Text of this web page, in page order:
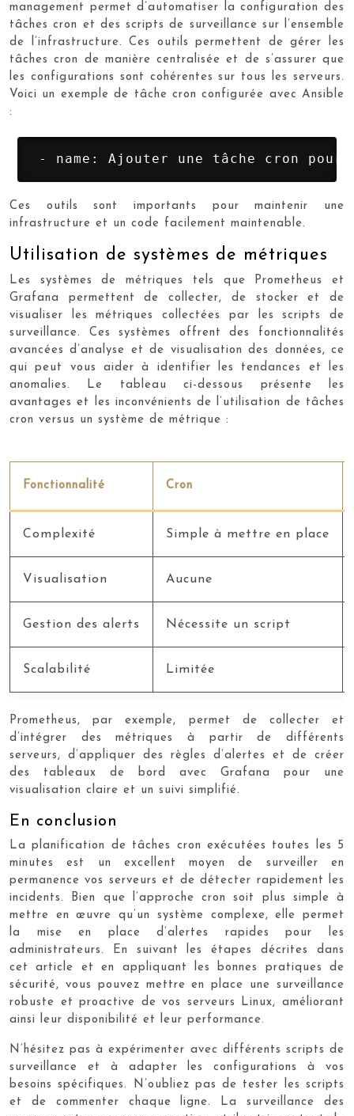
management permet d’automatiser la configuration des
tâches cron et des scripts de surveillance sur l’ensemble
de l’infrastructure. Ces outils permettent de gérer les
tâches cron de manière centralisée et de s’assurer que
les configurations sont cohérentes sur tous les serveurs.
Voici un exemple de tâche cron configurée avec Ansible
:
- name: Ajouter une tâche cron
Ces outils sont importants pour maintenir une
infrastructure et un code facilement maintenable.
Utilisation de systèmes de métriques
Les systèmes de métriques tels que Prometheus et
Grafana permettent de collecter, de stocker et de
visualiser les métriques collectées par les scripts de
surveillance. Ces systèmes offrent des fonctionnalités
avancées d’analyse et de visualisation des données, ce
qui peut vous aider à identifier les tendances et les
anomalies. Le tableau ci-dessous présente les
avantages et les inconvénients de l’utilisation de tâches
cron versus un système de métrique :
Fonctionnalité Cron
Complexité Simple à mettre en place
Visualisation Aucune
Gestion des alerts Nécessite un script
Scalabilité Limitée
Prometheus, par exemple, permet de collecter et
d’intégrer des métriques à partir de différents
serveurs, d’appliquer des règles d’alertes et de créer
des tableaux de bord avec Grafana pour une
visualisation claire et un suivi simplifié.
En conclusion
La planification de tâches cron exécutées toutes les 5
minutes est un excellent moyen de surveiller en
permanence vos serveurs et de détecter rapidement les
incidents. Bien que l’approche cron soit plus simple à
mettre en œuvre qu’un système complexe, elle permet
la mise en place d’alertes rapides pour les
administrateurs. En suivant les étapes décrites dans
cet article et en appliquant les bonnes pratiques de
sécurité, vous pouvez mettre en place une surveillance
robuste et proactive de vos serveurs Linux, améliorant
ainsi leur disponibilité et leur performance.
N’hésitez pas à expérimenter avec différents scripts de
surveillance et à adapter les configurations à vos
besoins spécifiques. N’oubliez pas de tester les scripts
et de commenter chaque ligne. La surveillance des